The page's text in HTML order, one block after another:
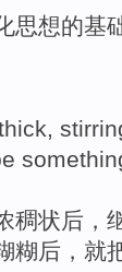
思想的基
,
稠状后，
糊后， 就